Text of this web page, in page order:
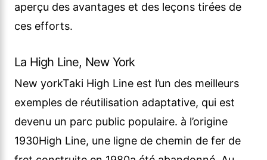
aperçu des avantages et des leçons tirées de
ces efforts.
La High Line, New York
New yorkTaki High Line est l’un des meilleurs
exemples de réutilisation adaptative, qui est
devenu un parc public populaire. à l’origine
1930High Line, une ligne de chemin de fer de